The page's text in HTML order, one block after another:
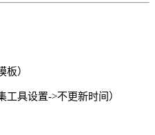
板）
具设置->不更新时间）